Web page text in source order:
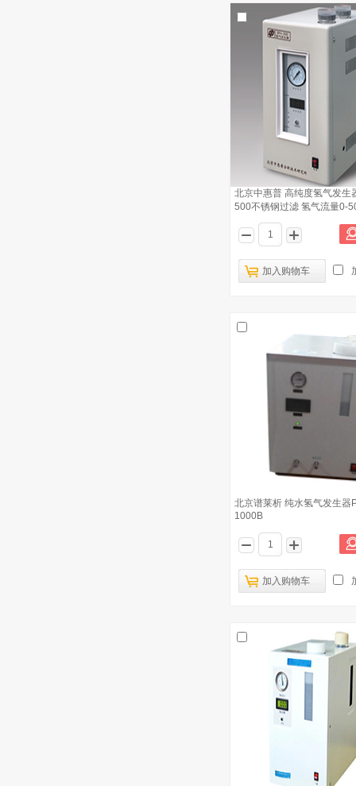
北京中惠普 高纯度氢气发生
500不锈钢过滤 氢气流量0-
加入购物车
北京谱莱析 纯水氢气发生器
1000B
加入购物车